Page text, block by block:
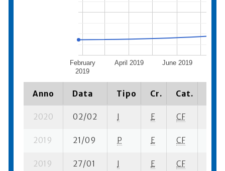
February
2019
April 2019 June 2019
Anno Data Tipo Cr. Cat.
2020 02/02 I E CF
2019 21/09 P E CF
2019 27/01 I E CF